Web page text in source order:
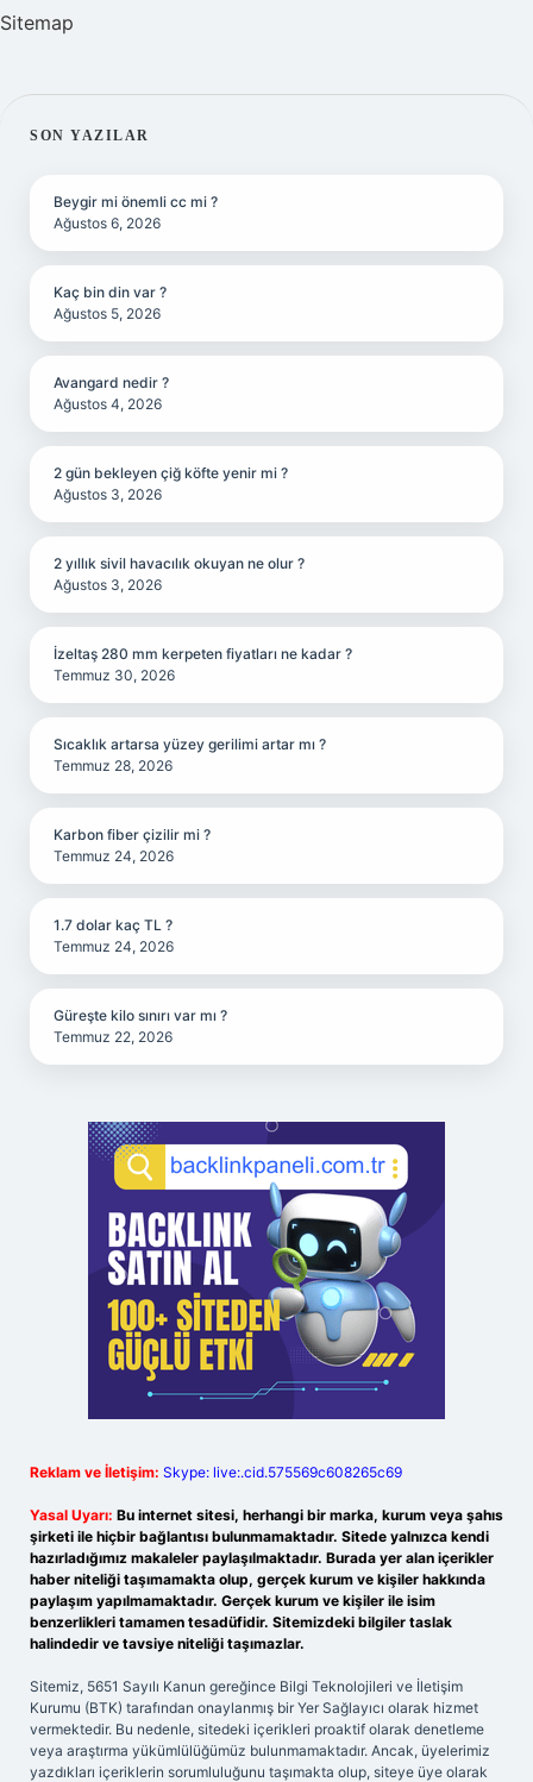
Sitemap
SIDEBAR
SON YAZILAR
Beygir mi önemli cc mi ?
Ağustos 6, 2026
Kaç bin din var ?
Ağustos 5, 2026
Avangard nedir ?
Ağustos 4, 2026
2 gün bekleyen çiğ köfte yenir mi ?
Ağustos 3, 2026
2 yıllık sivil havacılık okuyan ne olur ?
Ağustos 3, 2026
İzeltaş 280 mm kerpeten fiyatları ne kadar ?
Temmuz 30, 2026
Sıcaklık artarsa yüzey gerilimi artar mı ?
Temmuz 28, 2026
Karbon fiber çizilir mi ?
Temmuz 24, 2026
1.7 dolar kaç TL ?
Temmuz 24, 2026
Güreşte kilo sınırı var mı ?
Temmuz 22, 2026
Reklam ve İletişim: Skype: live:.cid.575569c608265c69
Yasal Uyarı: Bu internet sitesi, herhangi bir marka, kurum veya şahıs
şirketi ile hiçbir bağlantısı bulunmamaktadır. Sitede yalnızca kendi
hazırladığımız makaleler paylaşılmaktadır. Burada yer alan içerikler
haber niteliği taşımamakta olup, gerçek kurum ve kişiler hakkında
paylaşım yapılmamaktadır. Gerçek kurum ve kişiler ile isim
benzerlikleri tamamen tesadüfidir. Sitemizdeki bilgiler taslak
halindedir ve tavsiye niteliği taşımazlar.
Sitemiz, 5651 Sayılı Kanun gereğince Bilgi Teknolojileri ve İletişim
Kurumu (BTK) tarafından onaylanmış bir Yer Sağlayıcı olarak hizmet
vermektedir. Bu nedenle, sitedeki içerikleri proaktif olarak denetleme
veya araştırma yükümlülüğümüz bulunmamaktadır. Ancak, üyelerimiz
yazdıkları içeriklerin sorumluluğunu taşımakta olup, siteye üye olarak